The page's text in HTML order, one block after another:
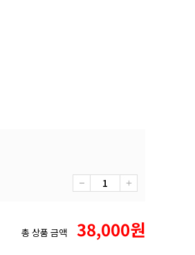
총 상품 금액 38,000원